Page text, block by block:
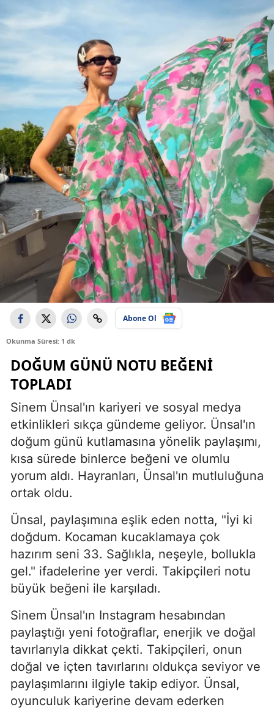
Abone Ol
Okunma Süresi: 1 dk
DOĞUM GÜNÜ NOTU BEĞENI
TOPLADI
Sinem Ünsal'ın kariyeri ve sosyal medya
etkinlikleri sıkça gündeme geliyor. Ünsal'ın
doğum günü kutlamasına yönelik paylaşımı,
kısa sürede binlerce beğeni ve olumlu
yorum aldı. Hayranları, Ünsal'ın mutluluğuna
ortak oldu.
Ünsal, paylaşımına eşlik eden notta, "İyi ki
doğdum. Kocaman kucaklamaya çok
hazırım seni 33. Sağlıkla, neşeyle, bollukla
gel." ifadelerine yer verdi. Takipçileri notu
büyük beğeni ile karşıladı.
Sinem Ünsal'ın Instagram hesabından
paylaştığı yeni fotoğraflar, enerjik ve doğal
tavırlarıyla dikkat çekti. Takipçileri, onun
doğal ve içten tavırlarını oldukça seviyor ve
paylaşımlarını ilgiyle takip ediyor. Ünsal,
oyunculuk kariyerine devam ederken